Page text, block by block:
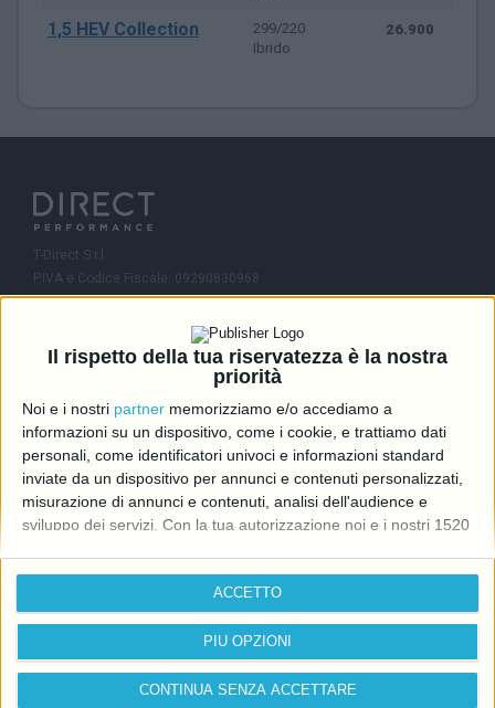
Il rispetto della tua riservatezza è la nostra
priorità
Noi e i nostri partner memorizziamo e/o accediamo a
informazioni su un dispositivo, come i cookie, e trattiamo dati
personali, come identificatori univoci e informazioni standard
inviate da un dispositivo per annunci e contenuti personalizzati,
misurazione di annunci e contenuti, analisi dell'audience e
sviluppo dei servizi. Con la tua autorizzazione noi e i nostri 1520
identificazione tramite la scansione del dispositivo. Puoi fare clic
per consentire a noi e ai nostri partner il trattamento per le
finalità sopra descritte. In alternativa puoi fare clic per negare il
consenso o accedere a informazioni più dettagliate e modificare
le tue preferenze prima di acconsentire. Si rende noto che
alcuni trattamenti dei dati personali possono non richiedere il tuo
PIÙ OPZIONI
CONTINUA SENZA ACCETTARE
ACCETTO
1,5 HEV Collection
299/220
Ibrido
26.900
T-Direct S.r.l.
P.IVA e Codice Fiscale: 09290830968
R.E.A.: MI-2081245
Capitale Sociale: 46.336,00 i.v.
Contatti
info@directcarmotori.it
+39 02 6474 1401
Viale Sarca 336, 20126 Milano (MI)
Edificio Sedici
Follow us
Cookie Policy